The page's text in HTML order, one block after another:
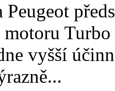
motoru
vyšší